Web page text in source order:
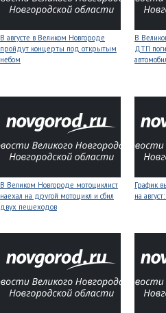
В августе в Великом Новгороде
пройдут концерты под открытым
небом
В
ДТП
В Великом Новгороде мотоциклист
наехал на другой мотоцикл и сбил
двух пешеходов
График
на